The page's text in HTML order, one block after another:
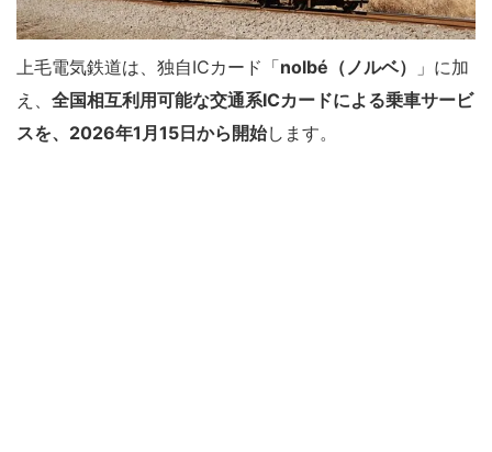
上毛電気鉄道は、独自ICカード「nolbé（ノルベ）
」に加
え、 全国相互利用可能な交通系ICカードによる乗車サービ
スを、2026年1月15日から開始します。